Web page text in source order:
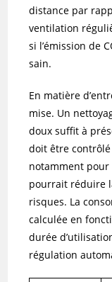
distance par
ventilation
si l’émission de
sain.
En matière
mise. Un
doux suffit à
doit être
notamment
pourrait réduire
risques. La
calculée en
durée
régulation